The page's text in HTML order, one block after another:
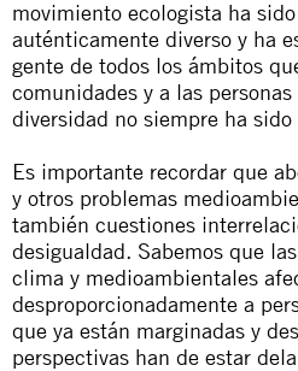
movimiento ecologista ha
auténticamente diverso y ha
gente de todos los ámbitos
comunidades y a las
diversidad no siempre ha
Es importante recordar que
y otros problemas
también cuestiones
desigualdad. Sabemos que
clima y medioambientales
desproporcionadamente a
que ya están marginadas y
perspectivas han de estar